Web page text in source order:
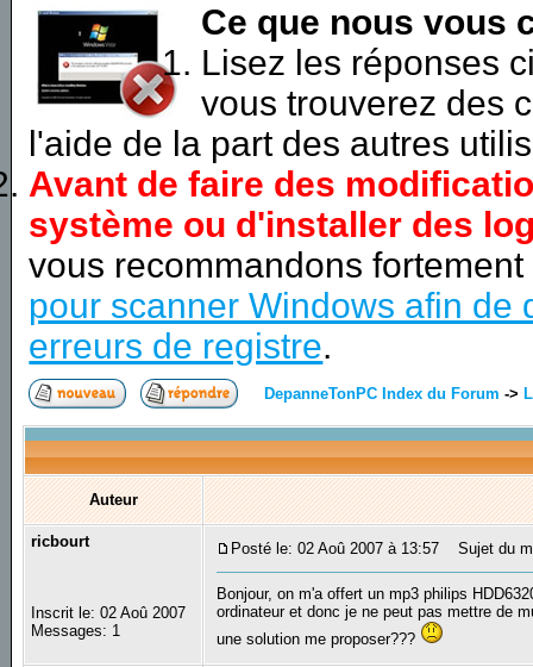
Ce que nous vous
Lisez les réponses
vous trouverez des
l'aide de la part des autres
Avant de faire des
système ou d'installer des
vous recommandons
pour scanner Windows afin de
erreurs de registre.
DepanneTonPC Index du Forum ->
Auteur
ricbourt
Inscrit le: 02 Aoû 2007
Messages: 1
Posté le: 02 Aoû 2007 à 13:57 Sujet du
Bonjour, on m'a offert un mp3 philips
ordinateur et donc je ne peut pas mettre de
une solution me proposer???